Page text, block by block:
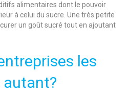
alimentaires dont le pouvoir
à celui du sucre. Une très petite
un goût sucré tout en ajoutant
les